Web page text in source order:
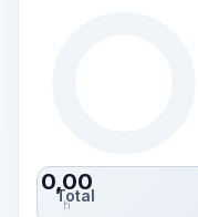
0,00
h
Total